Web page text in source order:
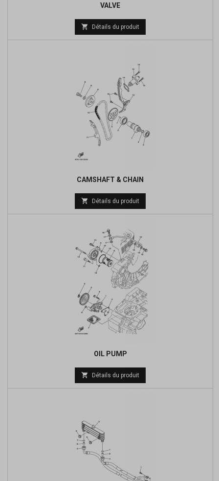
VALVE
Prix
de
 Détails du produit
CAMSHAFT & CHAIN
Prix
de
 Détails du produit
OIL PUMP
Prix
de
 Détails du produit